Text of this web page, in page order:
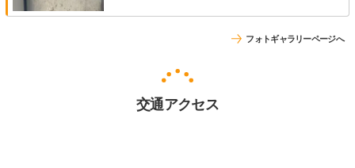
フォトギャラリーページへ
交通アクセス